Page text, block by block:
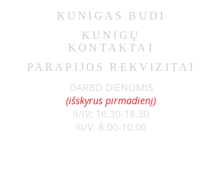
KUNIGAS BUDI
KUNIGŲ
KONTAKTAI
PARAPIJOS REKVIZITAI
DARBO DIENOMIS
(išskyrus pirmadienį)
II/IV: 16.30-18.30
III/V: 8.00-10.00